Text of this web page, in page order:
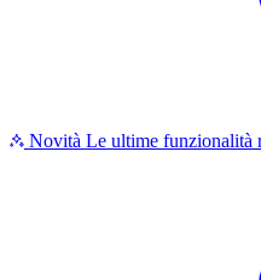
Novità Le ultime funzionalità